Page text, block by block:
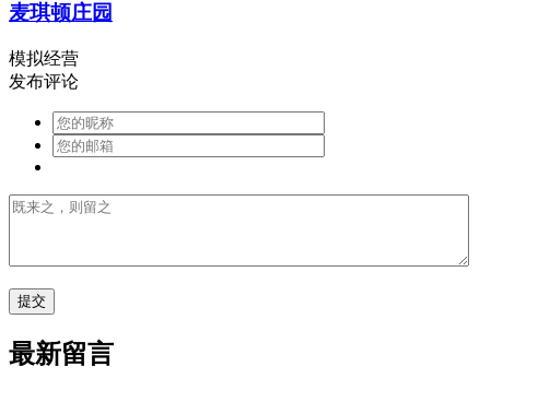
麦琪顿庄园
模拟经营
发布评论
最新留言